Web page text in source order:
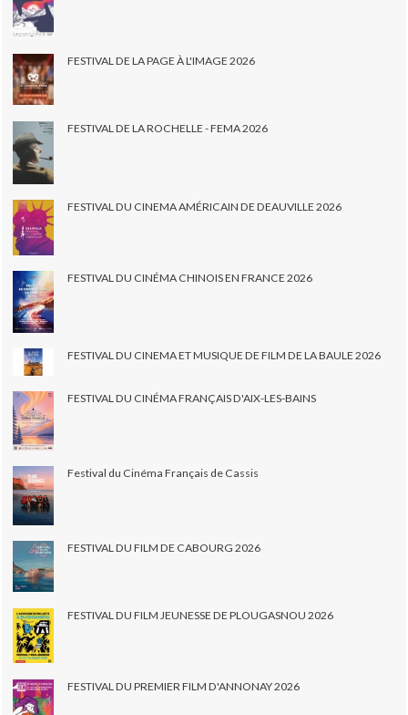
FESTIVAL DE LA PAGE À L'IMAGE 2026
FESTIVAL DE LA ROCHELLE - FEMA 2026
FESTIVAL DU CINEMA AMÉRICAIN DE DEAUVILLE 2026
FESTIVAL DU CINÉMA CHINOIS EN FRANCE 2026
FESTIVAL DU CINEMA ET MUSIQUE DE FILM DE LA BAULE 2026
FESTIVAL DU CINÉMA FRANÇAIS D'AIX-LES-BAINS
Festival du Cinéma Français de Cassis
FESTIVAL DU FILM DE CABOURG 2026
FESTIVAL DU FILM JEUNESSE DE PLOUGASNOU 2026
FESTIVAL DU PREMIER FILM D'ANNONAY 2026